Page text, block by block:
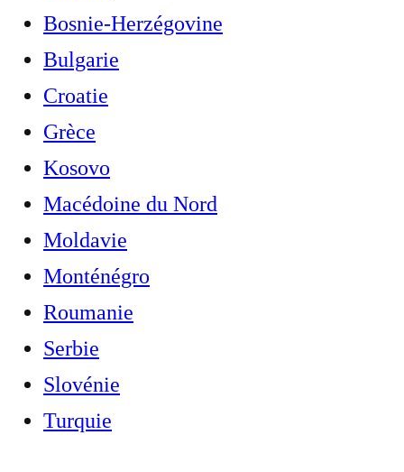
Bosnie-Herzégovine
Bulgarie
Croatie
Grèce
Kosovo
Macédoine du Nord
Moldavie
Monténégro
Roumanie
Serbie
Slovénie
Turquie